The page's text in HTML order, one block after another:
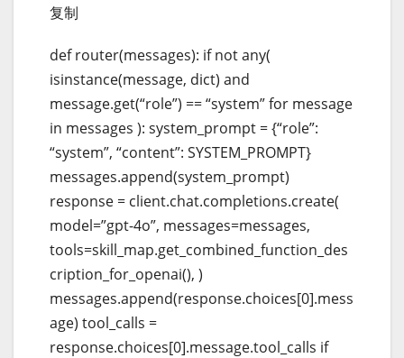
复制
def router(messages): if not any(
isinstance(message, dict) and
message.get(“role”) == “system” for message
in messages ): system_prompt = {“role”:
“system”, “content”: SYSTEM_PROMPT}
messages.append(system_prompt)
response = client.chat.completions.create(
model=”gpt-4o”, messages=messages,
tools=skill_map.get_combined_function_des
cription_for_openai(), )
messages.append(response.choices[0].mess
age) tool_calls =
response.choices[0].message.tool_calls if